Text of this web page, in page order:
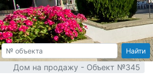
Найти
Дом на продажу - Объект №345